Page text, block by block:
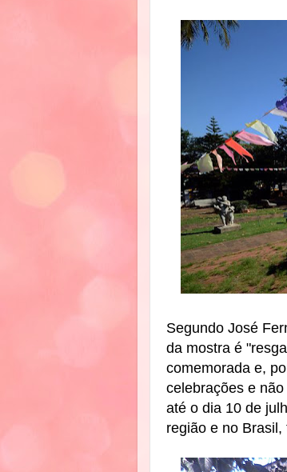
Segundo José
da mostra é
comemorada e,
celebrações e
até o dia 10 de
região e no Brasil,